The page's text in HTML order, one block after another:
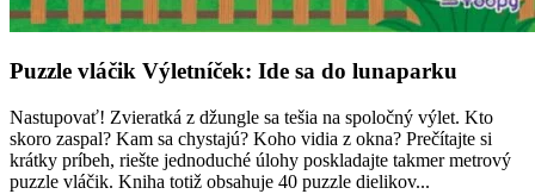
Puzzle vláčik Výletníček: Ide sa do lunaparku
Nastupovať! Zvieratká z džungle sa tešia na spoločný výlet. Kto
skoro zaspal? Kam sa chystajú? Koho vidia z okna? Prečítajte si
krátky príbeh, riešte jednoduché úlohy poskladajte takmer metrový
puzzle vláčik. Kniha totiž obsahuje 40 puzzle dielikov...